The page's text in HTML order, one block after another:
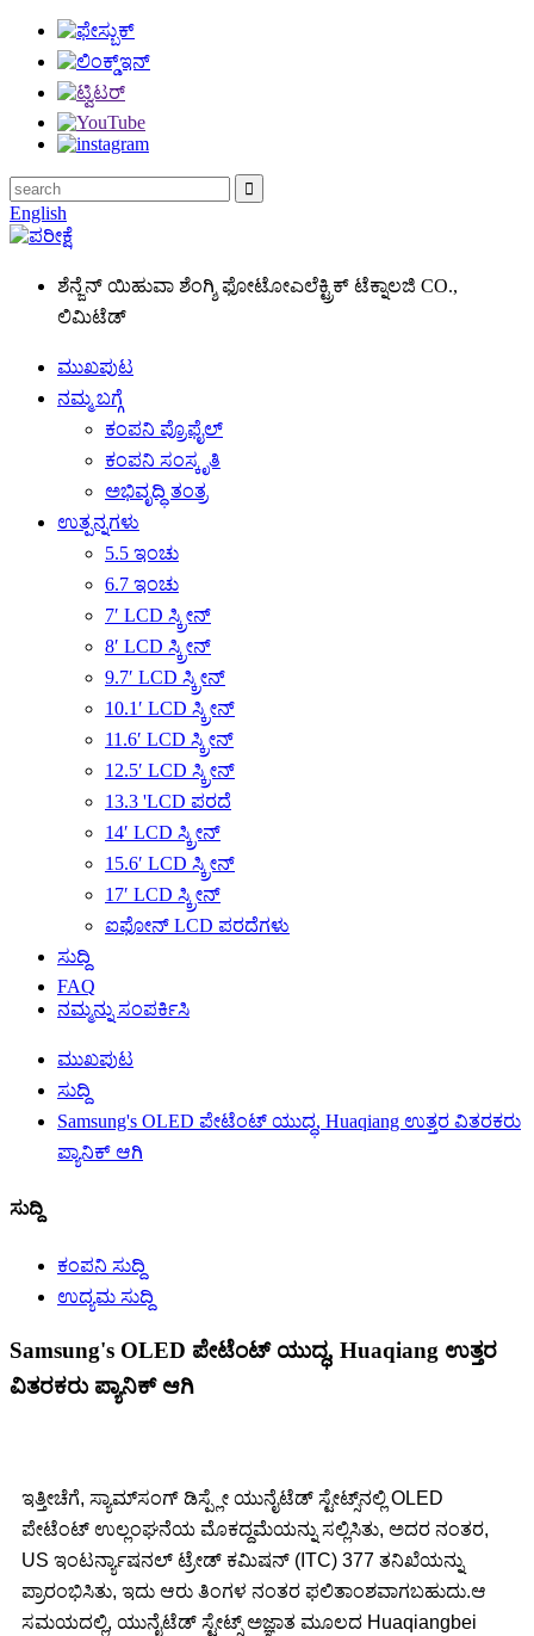
English
ಶೆನ್ಜೆನ್ ಯಿಹುವಾ ಶೆಂಗ್ಶಿ ಫೋಟೋಎಲೆಕ್ಟ್ರಿಕ್ ಟೆಕ್ನಾಲಜಿ CO.,
ಲಿಮಿಟೆಡ್
ಮುಖಪುಟ
ನಮ್ಮ ಬಗ್ಗೆ
ಕಂಪನಿ ಪ್ರೊಫೈಲ್
ಕಂಪನಿ ಸಂಸ್ಕೃತಿ
ಅಭಿವೃದ್ಧಿ ತಂತ್ರ
ಉತ್ಪನ್ನಗಳು
5.5 ಇಂಚು
6.7 ಇಂಚು
7′ LCD ಸ್ಕ್ರೀನ್
8′ LCD ಸ್ಕ್ರೀನ್
9.7′ LCD ಸ್ಕ್ರೀನ್
10.1′ LCD ಸ್ಕ್ರೀನ್
11.6′ LCD ಸ್ಕ್ರೀನ್
12.5′ LCD ಸ್ಕ್ರೀನ್
13.3 'LCD ಪರದೆ
14′ LCD ಸ್ಕ್ರೀನ್
15.6′ LCD ಸ್ಕ್ರೀನ್
17′ LCD ಸ್ಕ್ರೀನ್
ಐಫೋನ್ LCD ಪರದೆಗಳು
ಸುದ್ದಿ
FAQ
ನಮ್ಮನ್ನು ಸಂಪರ್ಕಿಸಿ
ಮುಖಪುಟ
ಸುದ್ದಿ
Samsung's OLED ಪೇಟೆಂಟ್ ಯುದ್ಧ, Huaqiang ಉತ್ತರ ವಿತರಕರು
ಪ್ಯಾನಿಕ್ ಆಗಿ
ಸುದ್ದಿ
ಕಂಪನಿ ಸುದ್ದಿ
ಉದ್ಯಮ ಸುದ್ದಿ
Samsung's OLED ಪೇಟೆಂಟ್ ಯುದ್ಧ, Huaqiang ಉತ್ತರ
ವಿತರಕರು ಪ್ಯಾನಿಕ್ ಆಗಿ
ಇತ್ತೀಚೆಗೆ, ಸ್ಯಾಮ್‌ಸಂಗ್ ಡಿಸ್ಪ್ಲೇ ಯುನೈಟೆಡ್ ಸ್ಟೇಟ್ಸ್‌ನಲ್ಲಿ OLED
ಪೇಟೆಂಟ್ ಉಲ್ಲಂಘನೆಯ ಮೊಕದ್ದಮೆಯನ್ನು ಸಲ್ಲಿಸಿತು, ಅದರ ನಂತರ,
US ಇಂಟರ್ನ್ಯಾಷನಲ್ ಟ್ರೇಡ್ ಕಮಿಷನ್ (ITC) 377 ತನಿಖೆಯನ್ನು
ಪ್ರಾರಂಭಿಸಿತು, ಇದು ಆರು ತಿಂಗಳ ನಂತರ ಫಲಿತಾಂಶವಾಗಬಹುದು.ಆ
ಸಮಯದಲ್ಲಿ, ಯುನೈಟೆಡ್ ಸ್ಟೇಟ್ಸ್ ಅಜ್ಞಾತ ಮೂಲದ Huaqiangbei